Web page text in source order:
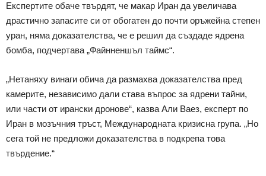
Експертите обаче твърдят, че макар Иран да увеличава
драстично запасите си от обогатен до почти оръжейна степен
уран, няма доказателства, че е решил да създаде ядрена
бомба, подчертава „Файнненшъл таймс“.
„Нетаняху винаги обича да размахва доказателства пред
камерите, независимо дали става въпрос за ядрени тайни,
или части от ирански дронове“, казва Али Ваез, експерт по
Иран в мозъчния тръст, Международната кризисна група. „Но
сега той не предложи доказателства в подкрепа това
твърдение.“